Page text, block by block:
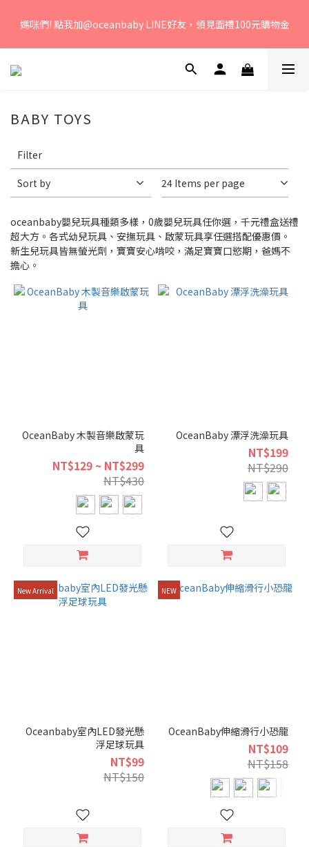
間：周一至周五 早上9點 至 下午6點。
媽咪們! 點我加@oceanbaby LINE好友，領見面禮100元購物金
若您有任何問題、歡迎聯絡客服專線：04-2382-6878，服務時
Filter
(0/20)
OceanBaby
(16)
POGNAE
(1)
24 to
36months
24months
18months
6 to
12months
BABY TOYS
Filter
Sort by 24 Items per page
oceanbaby嬰兒玩具種類多樣，0歲嬰兒玩具任你選，千元禮盒送禮
超大方。各式幼兒玩具、安撫玩具、啟蒙玩具享任選搭配優惠價。
新生兒玩具皆無螢光劑，寶寶安心啃咬，滿足寶寶口慾期，爸媽不
擔心。
OceanBaby 木製音樂啟蒙玩
具
NT$129 ~ NT$299
NT$430
OceanBaby 漂浮洗澡玩具
NT$199
NT$290
New Arrival
Oceanbaby室內LED發光懸
浮足球玩具
NT$99
NT$150
NEW
OceanBaby伸縮滑行小恐龍
NT$109
NT$158